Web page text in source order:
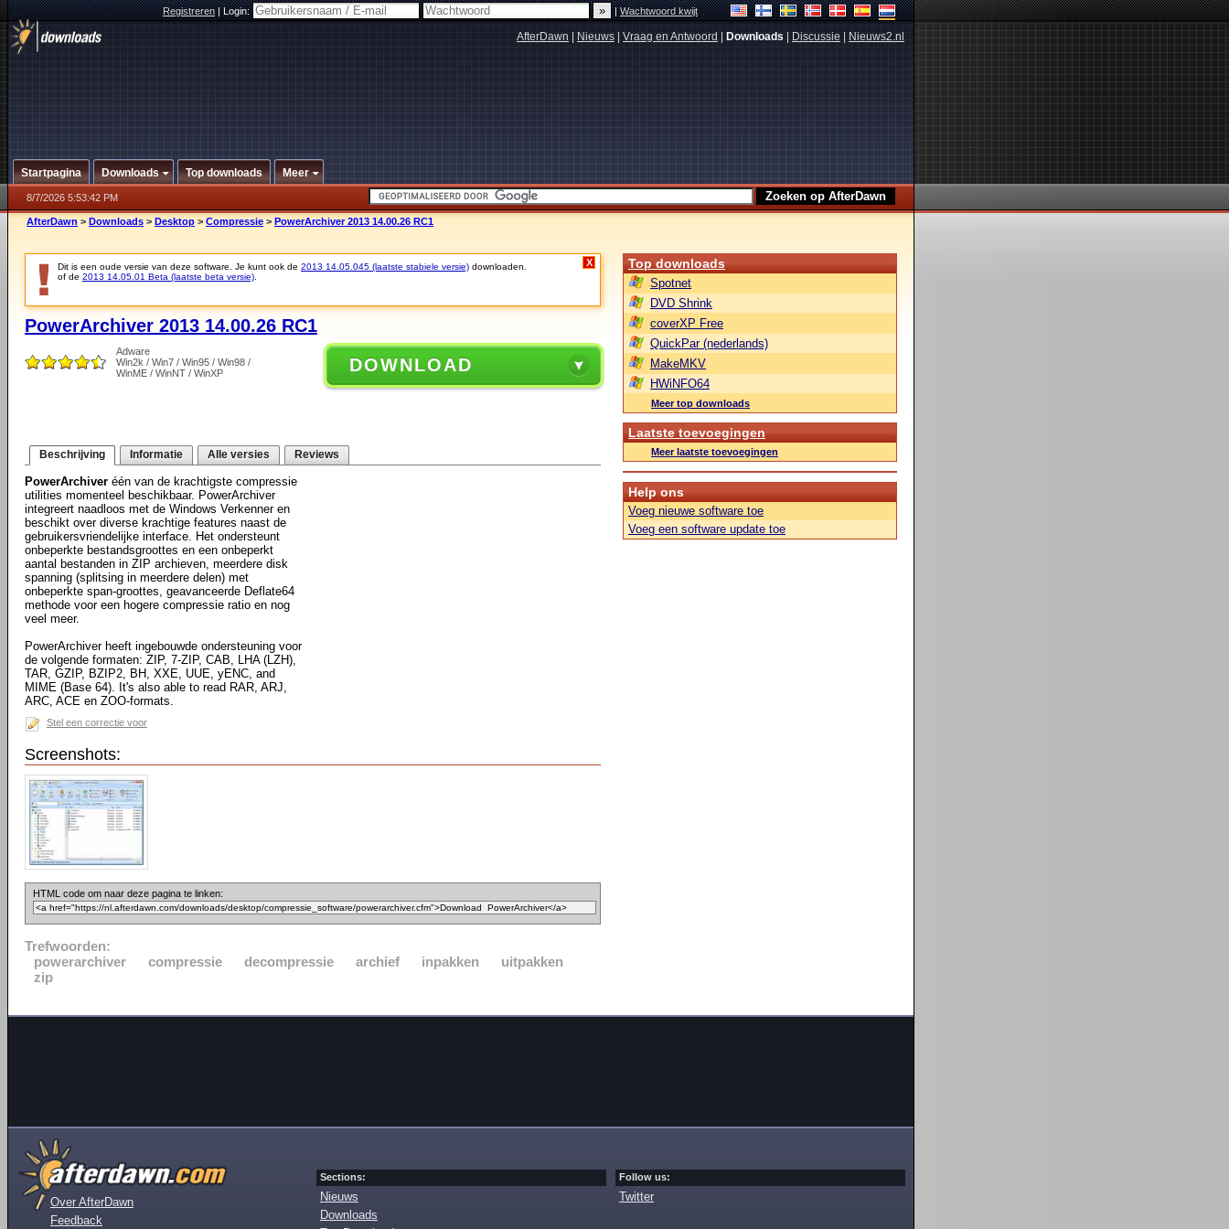
Registreren|Login: |Wachtwoord kwijt
AfterDawn Nieuws Vraag en Antwoord Downloads Discussie Nieuws2.nl
Startpagina Downloads Top downloads Meer
8/7/2026 5:53:42 PM
AfterDawn > Downloads > Desktop > Compressie > PowerArchiver 2013 14.00.26 RC1
Dit is een oude versie van deze software. Je kunt ook de 2013 14.05.045 (laatste stabiele versie) downloaden.
of de 2013 14.05.01 Beta (laatste beta versie)
X
PowerArchiver 2013 14.00.26 RC1
Adware
Win2k / Win7 / Win95 / Win98 /
WinME / WinNT / WinXP
DOWNLOAD
Beschrijving Informatie Alle versies Reviews
PowerArchiver één van de krachtigste compressie
utilities momenteel beschikbaar. PowerArchiver
integreert naadloos met de Windows Verkenner en
beschikt over diverse krachtige features naast de
gebruikersvriendelijke interface. Het ondersteunt
onbeperkte bestandsgroottes en een onbeperkt
aantal bestanden in ZIP archieven, meerdere disk
spanning (splitsing in meerdere delen) met
onbeperkte span-groottes, geavanceerde Deflate64
methode voor een hogere compressie ratio en nog
veel meer.
PowerArchiver heeft ingebouwde ondersteuning voor
de volgende formaten: ZIP, 7-ZIP, CAB, LHA (LZH),
TAR, GZIP, BZIP2, BH, XXE, UUE, yENC, and
MIME (Base 64). It's also able to read RAR, ARJ,
ARC, ACE en ZOO-formats.
Stel een correctie voor
Screenshots:
HTML code om naar deze pagina te linken:
Trefwoorden:
powerarchiver
compressie decompressie archief inpakken
uitpakken
zip
Top downloads
Spotnet
DVD Shrink
coverXP Free
QuickPar (nederlands)
MakeMKV
HWiNFO64
Meer top downloads
Laatste toevoegingen
Meer laatste toevoegingen
Help ons
Voeg nieuwe software toe
Voeg een software update toe
Over AfterDawn
Feedback
Sections:
Nieuws
Downloads
Follow us:
Twitter